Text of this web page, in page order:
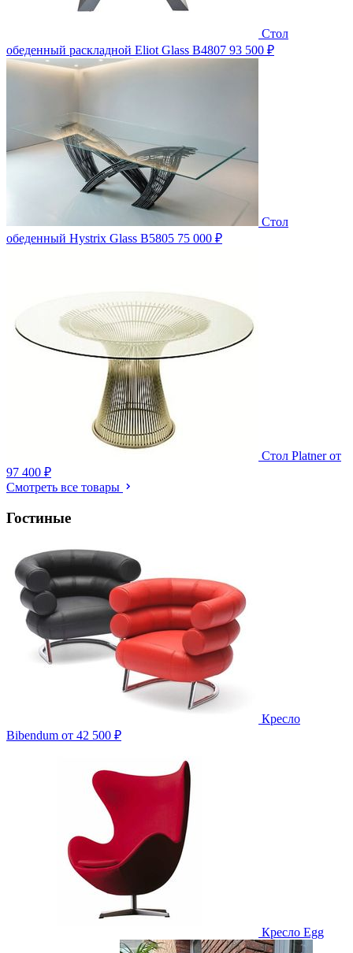
Стол
обеденный раскладной Eliot Glass B4807 93 500 ₽
Стол
обеденный Hystrix Glass B5805 75 000 ₽
Стол Platner от
97 400 ₽
Смотреть все товары
Гостиные
Кресло
Bibendum от 42 500 ₽
Кресло Egg